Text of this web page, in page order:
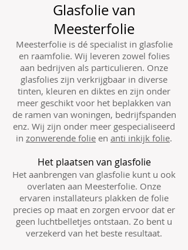
Glasfolie van
Meesterfolie
Meesterfolie is dé specialist in glasfolie
en raamfolie. Wij leveren zowel folies
aan bedrijven als particulieren. Onze
glasfolies zijn verkrijgbaar in diverse
tinten, kleuren en diktes en zijn onder
meer geschikt voor het beplakken van
de ramen van woningen, bedrijfspanden
enz. Wij zijn onder meer gespecialiseerd
in zonwerende folie en anti inkijk folie.
Het plaatsen van glasfolie
Het aanbrengen van glasfolie kunt u ook
overlaten aan Meesterfolie. Onze
ervaren installateurs plakken de folie
precies op maat en zorgen ervoor dat er
geen luchtbelletjes ontstaan. Zo bent u
verzekerd van het beste resultaat.